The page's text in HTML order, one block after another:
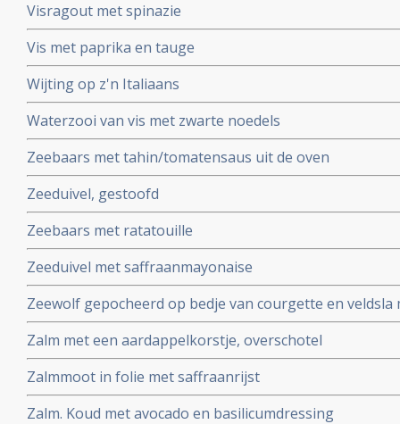
Visragout met spinazie
Vis met paprika en tauge
Wijting op z'n Italiaans
Waterzooi van vis met zwarte noedels
Zeebaars met tahin/tomatensaus uit de oven
Zeeduivel, gestoofd
Zeebaars met ratatouille
Zeeduivel met saffraanmayonaise
Zeewolf gepocheerd op bedje van courgette en
Zalm met een aardappelkorstje, overschotel
Zalmmoot in folie met saffraanrijst
Zalm. Koud met avocado en basilicumdressing